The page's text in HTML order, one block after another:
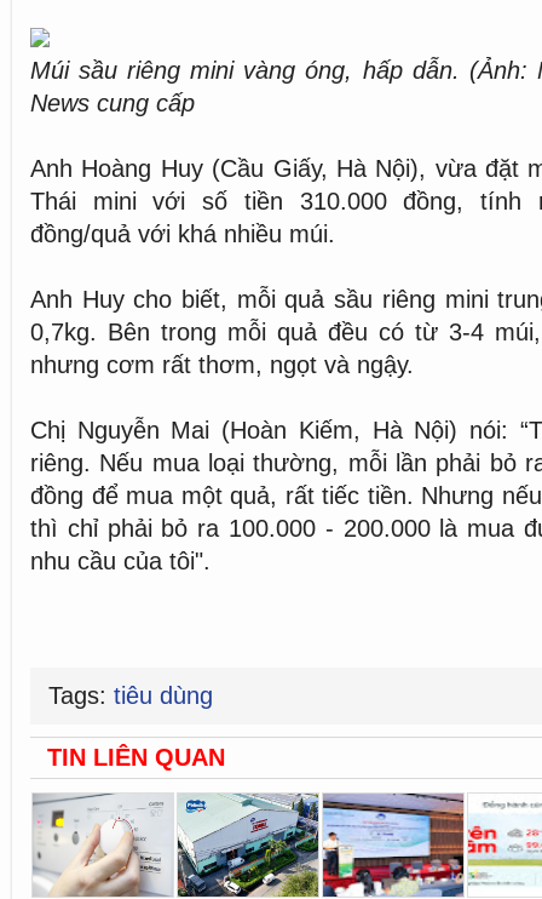
Múi sầu riêng mini vàng óng, hấp dẫn.
News cung cấp
Anh Hoàng Huy (Cầu Giấy, Hà Nội), vừa đặt
Thái mini với số tiền 310.000 đồng, tính
đồng/quả với khá nhiều múi.
Anh Huy cho biết, mỗi quả sầu riêng mini
0,7kg. Bên trong mỗi quả đều có từ 3-4
nhưng cơm rất thơm, ngọt và ngậy.
Chị Nguyễn Mai (Hoàn Kiếm, Hà Nội) nói:
riêng. Nếu mua loại thường, mỗi lần phải bỏ
đồng để mua một quả, rất tiếc tiền. Nhưng
thì chỉ phải bỏ ra 100.000 - 200.000 là mua
nhu cầu của tôi".
Tags: tiêu dùng
TIN LIÊN QUAN